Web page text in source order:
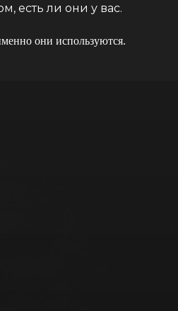
есть ли они у вас.
они используются.